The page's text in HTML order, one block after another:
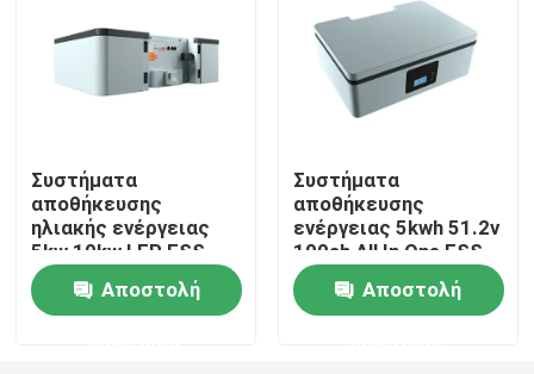
πακέτο μπαταριών 12v LiFePO4
Μπαταρία εγχώριας ενέργειας
Lifepo4 μπαταρία κάρρων γκολφ
Συστήματα
αποθήκευσης
ηλιακής ενέργειας
5kw 10kw LFP ESS
100Ah Smart BMS
Αποστολή
Συστήματα
αποθήκευσης
ενέργειας 5kwh 51.2v
100ah All In One ESS
Lifepo4 μπαταρία
Αποστολή